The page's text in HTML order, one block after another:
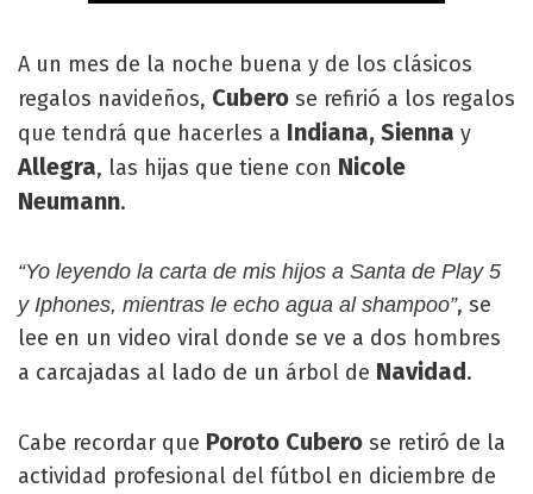
A un mes de la noche buena y de los clásicos
regalos navideños, Cubero se refirió a los regalos
que tendrá que hacerles a Indiana, Sienna y
Allegra, las hijas que tiene con Nicole
Neumann.
“Yo leyendo la carta de mis hijos a Santa de Play 5
y Iphones, mientras le echo agua al shampoo”, se
lee en un video viral donde se ve a dos hombres
a carcajadas al lado de un árbol de Navidad.
Cabe recordar que Poroto Cubero se retiró de la
actividad profesional del fútbol en diciembre de